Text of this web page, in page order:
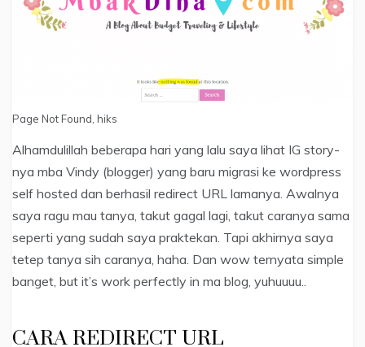
Page Not Found, hiks
Alhamdulillah beberapa hari yang lalu saya lihat IG story-
nya mba Vindy (blogger) yang baru migrasi ke wordpress
self hosted dan berhasil redirect URL lamanya. Awalnya
saya ragu mau tanya, takut gagal lagi, takut caranya sama
seperti yang sudah saya praktekan. Tapi akhirnya saya
tetep tanya sih caranya, haha. Dan wow ternyata simple
banget, but it’s work perfectly in ma blog, yuhuuuu..
CARA REDIRECT URL